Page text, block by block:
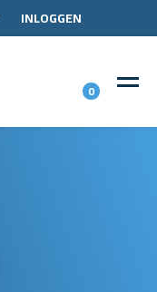
INLOGGEN
0